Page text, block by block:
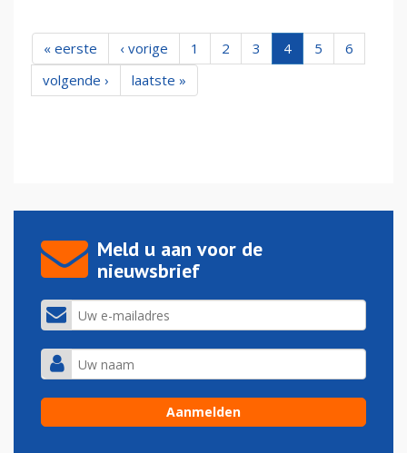
« eerste ‹ vorige 1 2 3 4 5
6
volgende ›
laatste »
Meld u aan voor de
nieuwsbrief